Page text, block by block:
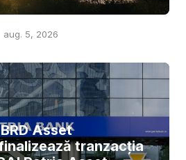
aug. 5, 2026
Asset
tranzacția